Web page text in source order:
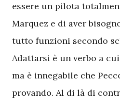
essere un pilota
Marquez e di aver
tutto funzioni secondo
Adattarsi è un verbo a
ma è innegabile che
provando. Al di là di